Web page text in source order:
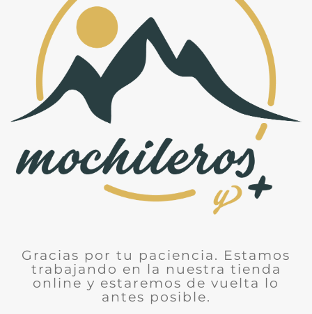
Gracias por tu paciencia. Estamos
trabajando en la nuestra tienda
online y estaremos de vuelta lo
antes posible.